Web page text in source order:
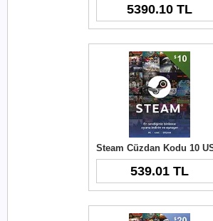
5390.10 TL
Steam Cüzdan Kodu 10
539.01 TL